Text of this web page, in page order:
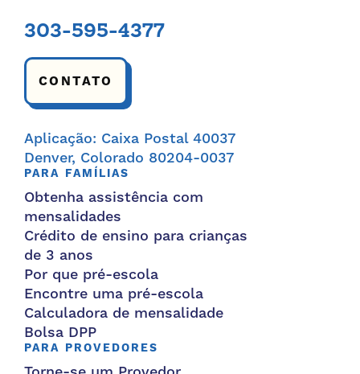
303-595-4377
CONTATO
Aplicação: Caixa Postal 40037
Denver, Colorado 80204-0037
PARA FAMÍLIAS
Obtenha assistência com
mensalidades
Crédito de ensino para crianças
de 3 anos
Por que pré-escola
Encontre uma pré-escola
Calculadora de mensalidade
Bolsa DPP
PARA PROVEDORES